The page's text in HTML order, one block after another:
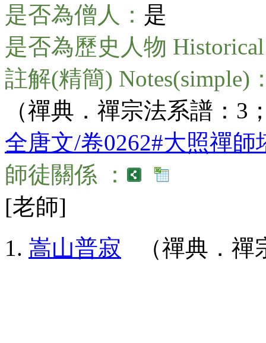
是否為僧人： 是
是否為歷史人物 Historical
註解(精簡) Notes(simple)
（禪典．禪宗法系譜：3
全唐文/卷0262#大照禪師
師徒關係 ：
[老師]
嵩山普寂 （禪典．禪